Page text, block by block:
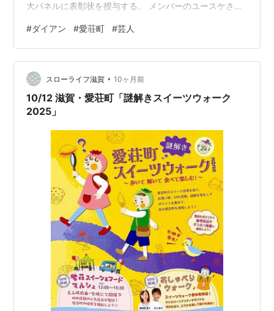
大パネルに表彰状を授与する。 メンバーのユースケさん
校の同級生。2021年に町の「ふるさと大使」に就任し、
テレビやYouTubeなどメディアを通じて、愛荘町の知名
度向上に寄与したとして表彰する。 津田さんと同じ小学
校に通い、同じチームでサッカーをしたこともあるとい
う有村国知町長は「町民は皆、わくわくしながら2人の活
躍を見ていて、一体感のある応…
#ダイアン #愛荘町 #芸人
スローライフ滋賀 • 10ヶ月前
10/12 滋賀・愛荘町「謎解きスイーツウォーク
2025」